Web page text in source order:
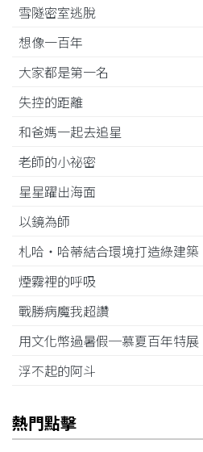
雪隧密室逃脫
想像一百年
大家都是第一名
失控的距離
和爸媽一起去追星
老師的小祕密
星星躍出海面
以鏡為師
札哈‧哈蒂結合環境打造綠建築
煙霧裡的呼吸
戰勝病魔我超讚
用文化幣過暑假─慕夏百年特展
浮不起的阿斗
熱門點擊